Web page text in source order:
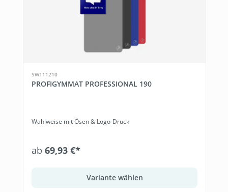
SW111210
PROFIGYMMAT PROFESSIONAL 190
Wahlweise mit Ösen & Logo-Druck
ab 69,93 €*
Variante wählen